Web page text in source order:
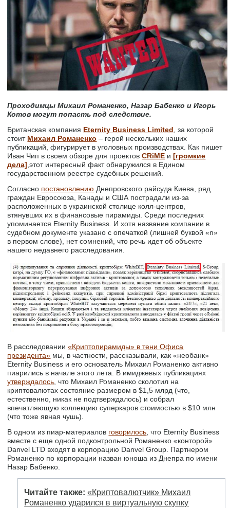
Проходимцы Михаил Романенко, Назар Бабенко и Игорь
Котов могут попасть под следствие.
Британская компания Eternity Business Limited, за которой
стоит Михаил Романенко – герой нескольких наших
публикаций, фигурирует в уголовных производствах. Как пишет
Иван Чип в своем обзоре для проектовCRiME и[громкие
дела],этот интересный факт обнаружился в Едином
государственном реестре судебных решений.
Согласно постановлению Днепровского райсуда Киева, ряд
граждан Евросоюза, Канады и США пострадали из-за
расположенных в украинской столице колл-центров,
втянувших их в финансовые пирамиды. Среди последних
упоминается Eternity Business. И хотя название компании в
судебном документе указано с опечаткой (лишней буквой «n»
в первом слове), нет сомнений, что речь идет об объекте
нашего недавнего расследования.
В расследовании«Криптопирамиды» в тени Офиса
президента» мы, в частности, рассказывали, как «необанк»
Eternity Business и его основатель Михаил Романенко активно
пиарились в начале этого лета. В имиджевых публикациях
утверждалось , что Михаил Романенко сколотил на
криптовалютах состояние размером в $1,5 млрд (что,
естественно, никак не подтверждалось) и собрал
впечатляющую коллекцию суперкаров стоимостью в $10 млн
(что тоже явная чушь).
В одном из пиар-материалов говорилось , что Eternity Business
вместе с еще одной подконтрольной Романенко «конторой»
Danvel LTD входят в корпорацию Danvel Group. Партнером
Романенко по корпорации назван юноша из Днепра по имени
Назар Бабенко.
Читайте также: «Криптовалютчик» Михаил
Романенко ударился в виртуальную скупку